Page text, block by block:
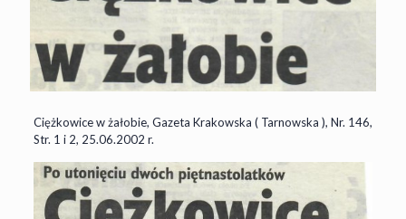
Ciężkowice w żałobie, Gazeta Krakowska ( Tarnowska ), Nr. 146,
Str. 1 i 2, 25.06.2002 r.